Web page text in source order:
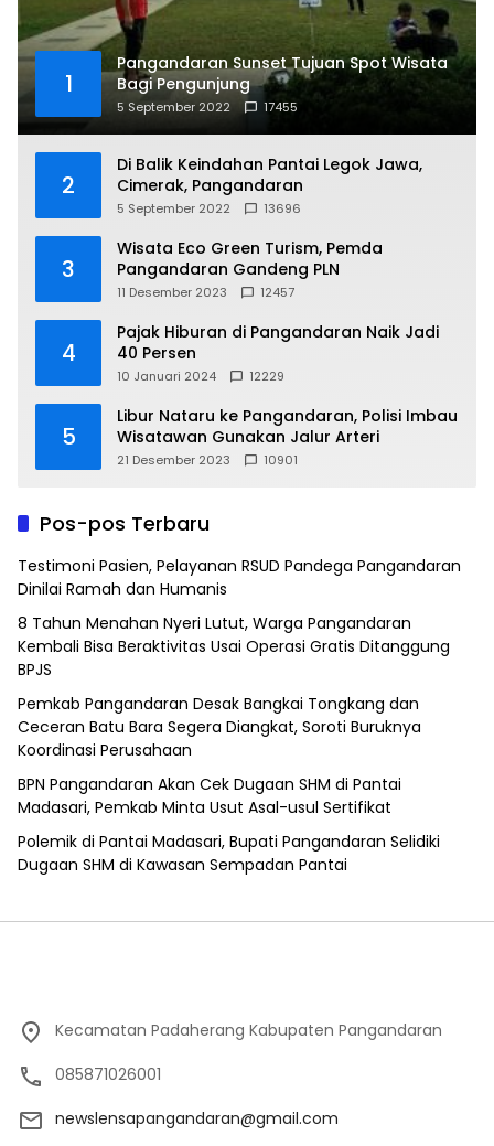
1
Pangandaran Sunset Tujuan Spot Wisata
Bagi Pengunjung
5 September 2022 17455
2
Di Balik Keindahan Pantai Legok Jawa,
Cimerak, Pangandaran
5 September 2022 13696
3
Wisata Eco Green Turism, Pemda
Pangandaran Gandeng PLN
11 Desember 2023 12457
4
Pajak Hiburan di Pangandaran Naik Jadi
40 Persen
10 Januari 2024 12229
5
Libur Nataru ke Pangandaran, Polisi Imbau
Wisatawan Gunakan Jalur Arteri
21 Desember 2023 10901
Pos-pos Terbaru
Testimoni Pasien, Pelayanan RSUD Pandega Pangandaran
Dinilai Ramah dan Humanis
8 Tahun Menahan Nyeri Lutut, Warga Pangandaran
Kembali Bisa Beraktivitas Usai Operasi Gratis Ditanggung
BPJS
Pemkab Pangandaran Desak Bangkai Tongkang dan
Ceceran Batu Bara Segera Diangkat, Soroti Buruknya
Koordinasi Perusahaan
BPN Pangandaran Akan Cek Dugaan SHM di Pantai
Madasari, Pemkab Minta Usut Asal-usul Sertifikat
Polemik di Pantai Madasari, Bupati Pangandaran Selidiki
Dugaan SHM di Kawasan Sempadan Pantai
Kecamatan Padaherang Kabupaten Pangandaran
085871026001
newslensapangandaran@gmail.com